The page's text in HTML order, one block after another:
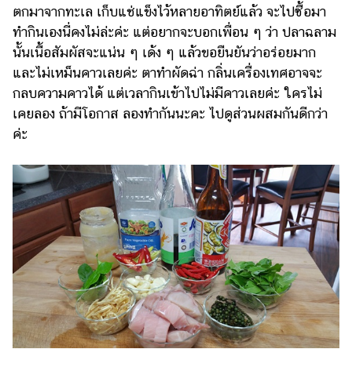
ราคา
ทอง
ราคา
น้ำมัน
วา
ไร
ตี้
แต่งงาน
และ
เด็ก
เลี้ยง
Infographic
ตกมาจากทะเล เก็บแช่แข็งไว้หลายอาทิตย์แล้ว จะไปซื้อมา
ทำกินเองนี่คงไม่ล่ะค่ะ แต่อยากจะบอกเพื่อน ๆ ว่า ปลาฉลาม
นั้นเนื้อสัมผัสจะแน่น ๆ เด้ง ๆ แล้วขอยืนยันว่าอร่อยมาก
และไม่เหม็นคาวเลยค่ะ ตาทำผัดฉ่า กลิ่นเครื่องเทศอาจจะ
กลบความคาวได้ แต่เวลากินเข้าไปไม่มีคาวเลยค่ะ ใครไม่
เคยลอง ถ้ามีโอกาส ลองทำกันนะคะ ไปดูส่วนผสมกันดีกว่า
ค่ะ